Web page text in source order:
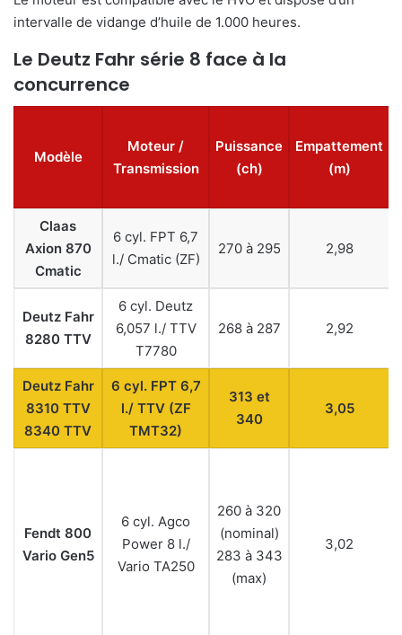
intervalle de vidange d’huile de 1.000 heures.
Le Deutz Fahr série 8 face à la
concurrence
Modèle
Moteur /
Transmission
Puissance
(ch)
Empattement
(m)
Claas
Axion 870
Cmatic
6 cyl. FPT 6,7
l./ Cmatic (ZF)
270 à 295 2,98
Deutz Fahr
8280 TTV
6 cyl. Deutz
6,057 l./ TTV
T7780
268 à 287 2,92
Deutz Fahr
8310 TTV
8340 TTV
6 cyl. FPT 6,7
l./ TTV (ZF
TMT32)
313 et
340
3,05
Fendt 800
Vario Gen5
6 cyl. Agco
Power 8 l./
Vario TA250
260 à 320
(nominal)
283 à 343
(max)
3,02